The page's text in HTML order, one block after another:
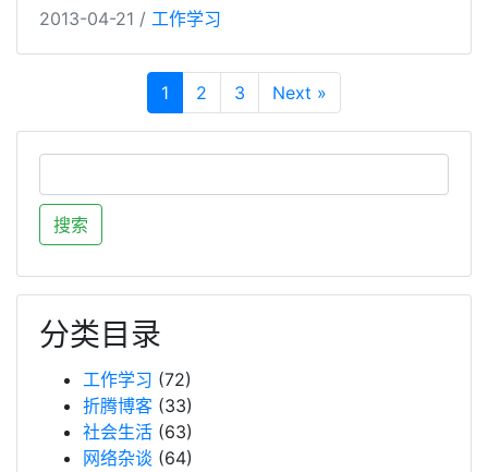
2013-04-21 / 工作学习
1 2 3 Next »
分类目录
工作学习 (72)
折腾博客 (33)
社会生活 (63)
网络杂谈 (64)